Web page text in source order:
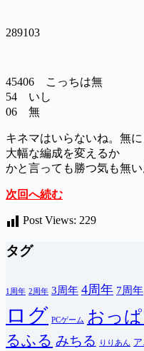
289103
45406 こっちは無
54 いし
06 無
キネマはいらないね。無に
大幅な編成を変えるか
かと言っても勝つ気も無い
次回へ続む
Post Views: 229
タグ
1周年 2周年 3周年 4周年 7周年
ログ PCゲーム おっ
るふる みちる りりあん